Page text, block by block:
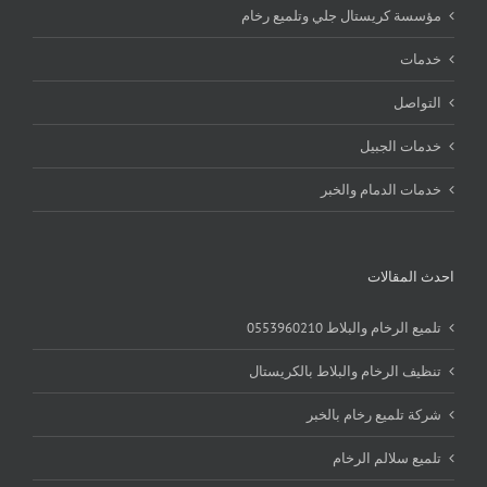
مؤسسة كريستال جلي وتلميع رخام
خدمات
التواصل
خدمات الجبيل
خدمات الدمام والخبر
احدث المقالات
تلميع الرخام والبلاط 0553960210
تنظيف الرخام والبلاط بالكريستال
شركة تلميع رخام بالخبر
تلميع سلالم الرخام